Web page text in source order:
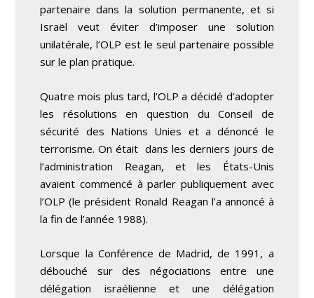
partenaire dans la solution permanente, et si
Israël veut éviter d’imposer une solution
unilatérale, l’OLP est le seul partenaire possible
sur le plan pratique.
Quatre mois plus tard, l’OLP a décidé d’adopter
les résolutions en question du Conseil de
sécurité des Nations Unies et a dénoncé le
terrorisme. On était dans les derniers jours de
l’administration Reagan, et les États-Unis
avaient commencé à parler publiquement avec
l’OLP (le président Ronald Reagan l’a annoncé à
la fin de l’année 1988).
Lorsque la Conférence de Madrid, de 1991, a
débouché sur des négociations entre une
délégation israélienne et une délégation